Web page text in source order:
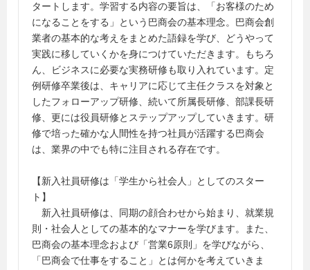
タートします。学習する内容の要旨は、「お客様のため
になることをする」という巴商会の基本理念。巴商会創
業者の基本的な考えをまとめた語録を学び、どうやって
実践に移していくかを身につけていただきます。もちろ
ん、ビジネスに必要な実務研修も取り入れています。定
例研修卒業後は、キャリアに応じて主任クラスを対象と
したフォローアップ研修、続いて所属長研修、部課長研
修、更には役員研修とステップアップしていきます。研
修で培った確かな人間性を持つ社員が活躍する巴商会
は、業界の中でも特に注目される存在です。
【新入社員研修は「学生から社会人」としてのスター
ト】
新入社員研修は、同期の顔合わせから始まり、就業規
則・社会人としての基本的なマナーを学びます。また、
巴商会の基本理念および「営業6原則」を学びながら、
「巴商会で仕事をすること」とは何かを考えていきま